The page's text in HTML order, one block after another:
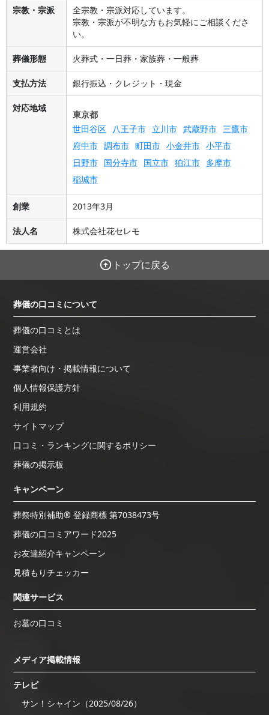
宗教・宗派
全宗教・宗派対応しています。
宗教・宗派が不明な方もお気軽にご相談くださ
い。
葬儀形態 火葬式・一日葬・家族葬・一般葬
支払方法 銀行振込・クレジット・現金
対応地域
東京都
世田谷区
八王子市 立川市 武蔵野市 三鷹市
府中市 調布市 町田市 小金井市 小平市
日野市 国分寺市 国立市 狛江市 多摩市
稲城市
創業 2013年3月
法人名 株式会社花セレモ
トップに戻る
葬儀の口コミについて
葬儀の口コミとは
運営会社
事業者向け・掲載情報について
個人情報保護方針
利用規約
サイトマップ
口コミ・ランキングに関するポリシー
葬儀の掲示板
キャンペーン
葬祭特別補助® 登録商標 第7038473号
葬儀の口コミアワード2025
お友達紹介キャンペーン
見積もりチェッカー
関連サービス
お墓の口コミ
メディア掲載情報
テレビ
サン！シャイン（2025/08/26）